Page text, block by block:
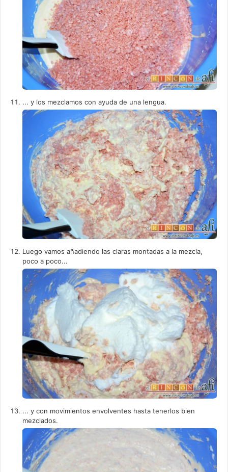
... y los mezclamos con ayuda de una lengua.
Luego vamos añadiendo las claras montadas a la mezcla,
poco a poco...
... y con movimientos envolventes hasta tenerlos bien
mezclados.